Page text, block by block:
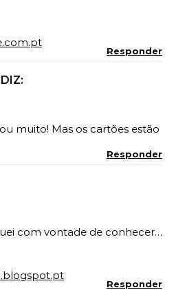
Responder
DIZ:
muito! Mas os cartões estão
Responder
com vontade de conhecer…
Responder